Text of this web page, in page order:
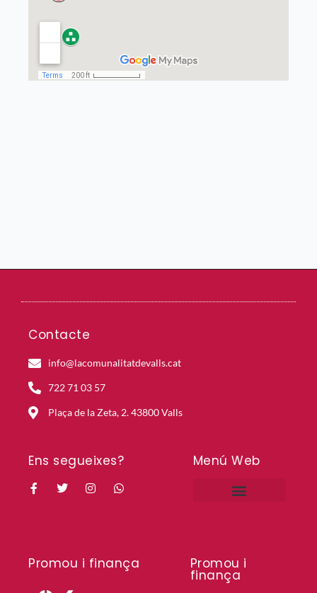
Contacte
info@lacomunalitatdevalls.cat
722 71 03 57
Plaça de la Zeta, 2. 43800 Valls
Ens segueixes? Menú Web
Promou i finança Promou i
finança